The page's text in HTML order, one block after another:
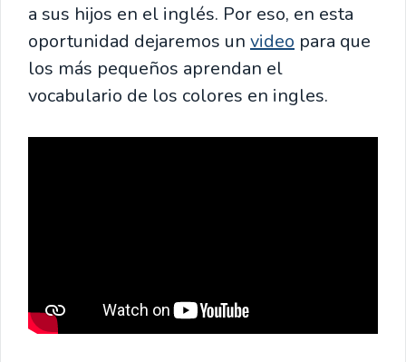
a sus hijos en el inglés. Por eso, en esta
oportunidad dejaremos un video para que
los más pequeños aprendan el
vocabulario de los colores en ingles.